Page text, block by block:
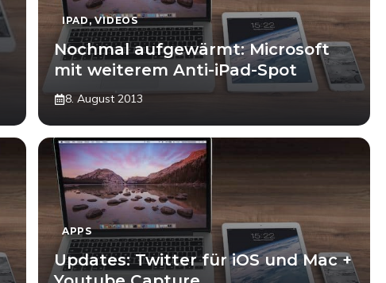
IPAD,VIDEOS
Nochmal aufgewärmt: Microsoft
mit weiterem Anti-iPad-Spot
8. August 2013
APPS
Updates: Twitter für iOS und Mac +